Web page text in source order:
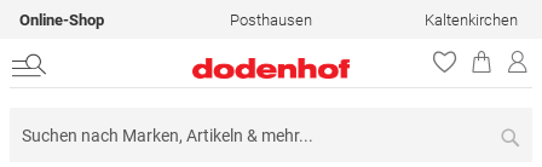
Online-Shop Posthausen Kaltenkirchen